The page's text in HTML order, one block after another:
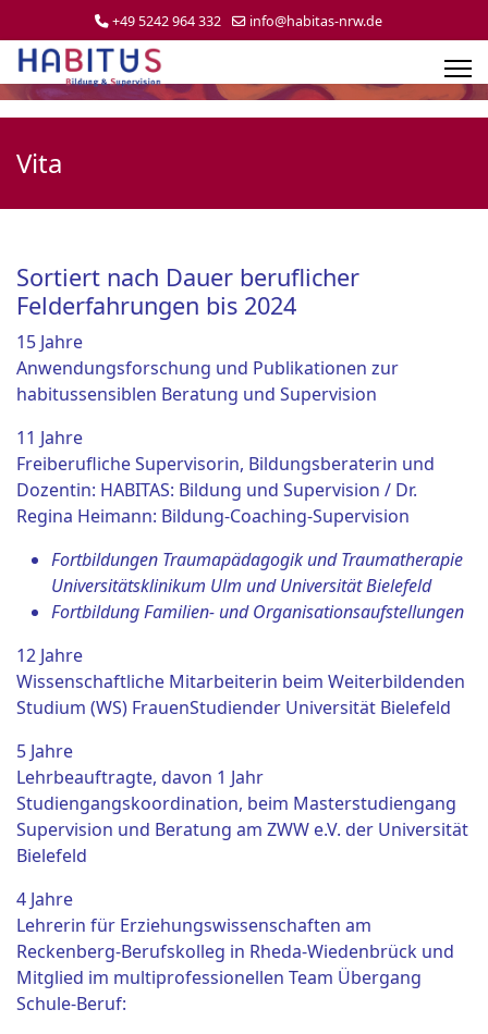
+49 5242 964 332 info@habitas-nrw.de
Vita
Sortiert nach Dauer beruflicher
Felderfahrungen bis 2024
15 Jahre
Anwendungsforschung und Publikationen zur
habitussensiblen Beratung und Supervision
11 Jahre
Freiberufliche Supervisorin, Bildungsberaterin und
Dozentin: HABITAS: Bildung und Supervision / Dr.
Regina Heimann: Bildung-Coaching-Supervision
Fortbildungen Traumapädagogik und Traumatherapie
Universitätsklinikum Ulm und Universität Bielefeld
Fortbildung Familien- und Organisationsaufstellungen
12 Jahre
Wissenschaftliche Mitarbeiterin beim Weiterbildenden
Studium (WS) FrauenStudiender Universität Bielefeld
5 Jahre
Lehrbeauftragte, davon 1 Jahr
Studiengangskoordination, beim Masterstudiengang
Supervision und Beratung am ZWW e.V. der Universität
Bielefeld
4 Jahre
Lehrerin für Erziehungswissenschaften am
Reckenberg-Berufskolleg in Rheda-Wiedenbrück und
Mitglied im multiprofessionellen Team Übergang
Schule-Beruf: